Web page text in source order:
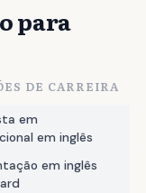
para
DE CARREIRA
em
em inglês
em inglês